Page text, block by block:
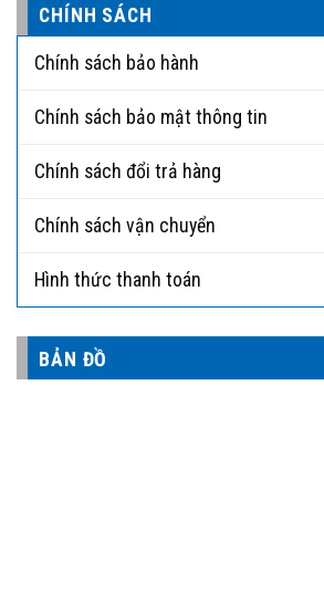
CHÍNH SÁCH
Chính sách bảo hành
Chính sách bảo mật thông tin
Chính sách đổi trả hàng
Chính sách vận chuyển
Hình thức thanh toán
BẢN ĐỒ